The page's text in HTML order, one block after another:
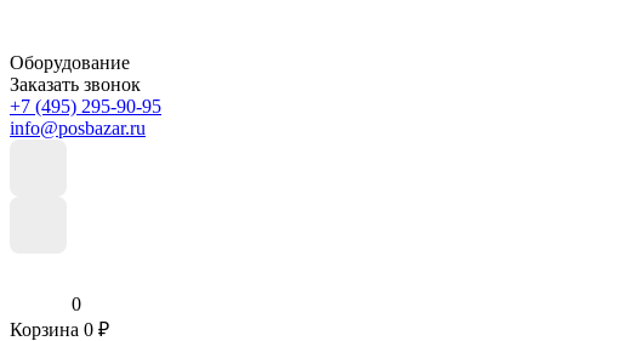
Оборудование
Заказать звонок
+7 (495) 295-90-95
info@posbazar.ru
0
Корзина 0 ₽